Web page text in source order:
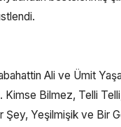
Ali ve Ümit
Kimse Bilmez, Telli
Şey, Yeşilmişik ve Bir